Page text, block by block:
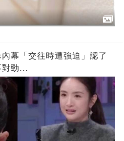
幕「交往時遭強迫」認了
對勁...